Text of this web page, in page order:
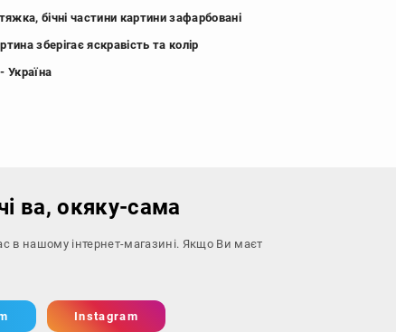
бічні частини картини зафарбовані
зберігає яскравість та колір
Україна
ва, окяку-сама
в нашому інтернет-магазині. Якщо Ви маєте запитання - зв
Instagram